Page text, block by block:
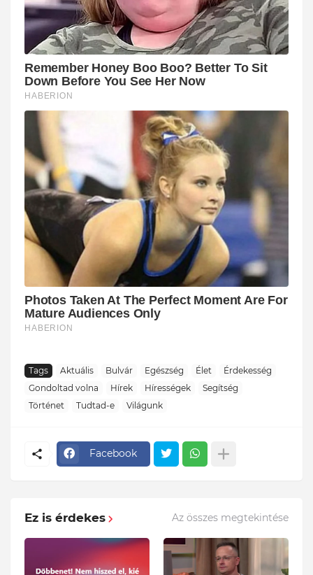
Tags Aktuális Bulvár Egészség Élet
Érdekesség
Gondoltad volna
Hírek Hírességek
Segítség
Történet
Tudtad-e Világunk
Facebook
Ez is érdekes Az összes megtekintése